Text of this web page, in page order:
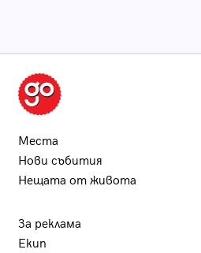
Места
Нови събития
Нещата от живота
За реклама
Екип